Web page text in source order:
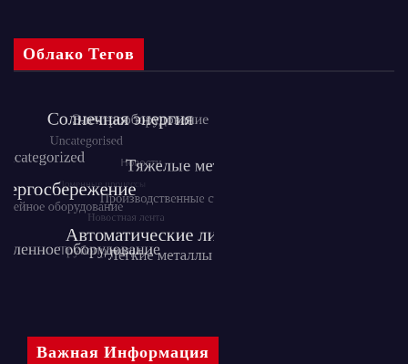
Облако Тегов
Важная Информация